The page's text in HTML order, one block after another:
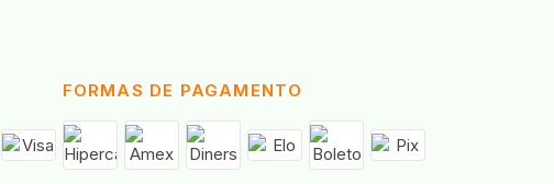
FORMAS DE PAGAMENTO